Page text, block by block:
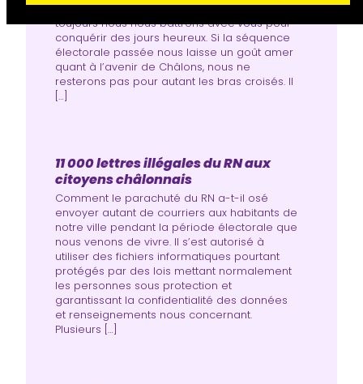
possible. Jamais nous ne nous résignerons.Et
toujours nous nous battrons avec vous pour
conquérir des jours heureux. Si la séquence
électorale passée nous laisse un goût amer
quant à l’avenir de Châlons, nous ne
resterons pas pour autant les bras croisés. Il
[…]
11 000 lettres illégales du RN aux
citoyens châlonnais
Comment le parachuté du RN a-t-il osé
envoyer autant de courriers aux habitants de
notre ville pendant la période électorale que
nous venons de vivre. Il s’est autorisé à
utiliser des fichiers informatiques pourtant
protégés par des lois mettant normalement
les personnes sous protection et
garantissant la confidentialité des données
et renseignements nous concernant.
Plusieurs […]